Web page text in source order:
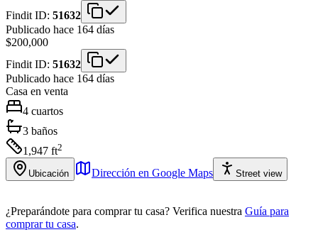
Findit ID: 51632
Publicado hace 164 días
$200,000
Findit ID: 51632
Publicado hace 164 días
Casa en venta
4 cuartos
3 baños
1,947 ft2
Ubicación Dirección en Google Maps Street view
¿Preparándote para comprar tu casa? Verifica nuestra Guía para
comprar tu casa.